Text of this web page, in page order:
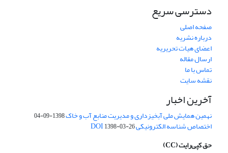
دسترسی سریع
صفحه اصلی
درباره نشریه
اعضای هیات تحریریه
ارسال مقاله
تماس با ما
نقشه سایت
آخرین اخبار
نهمین همایش ملی آبخیزداری و مدیریت منابع آب و خاک1398-09-04
اختصاص شناسه الکترونیکی DOI1398-03-26
حق کپی‌رایت(CC)